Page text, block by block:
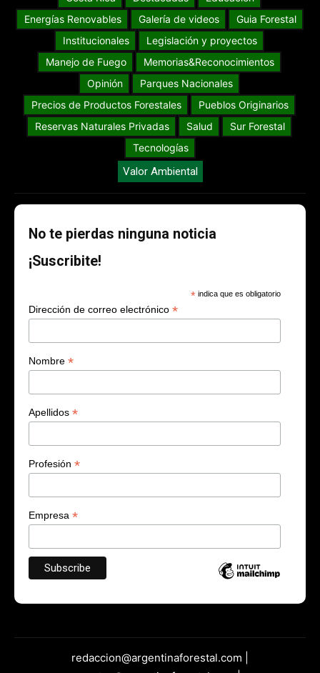
Energías Renovables
Galería de videos
Guia Forestal
Institucionales
Legislación y proyectos
Manejo de Fuego
Memorias&Reconocimientos
Opinión
Parques Nacionales
Precios de Productos Forestales
Pueblos Originarios
Reservas Naturales Privadas
Salud
Sur Forestal
Tecnologías
Valor Ambiental
No te pierdas ninguna noticia
¡Suscribite!
* indica que es obligatorio
Dirección de correo electrónico *
Nombre *
Apellidos *
Profesión *
Empresa *
redaccion@argentinaforestal.com |